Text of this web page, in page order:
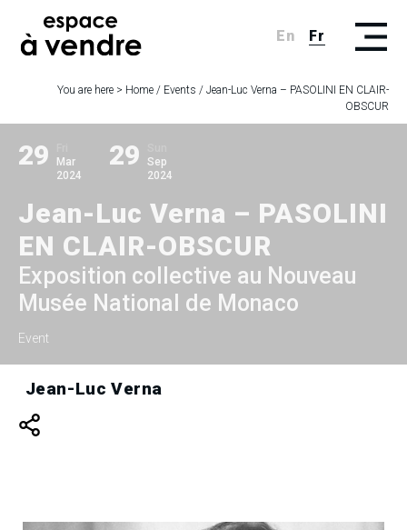
En Fr
You are here > Home / Events / Jean-Luc Verna – PASOLINI EN CLAIR-
OBSCUR
29
Mar
2024
29
Sep
2024
Jean-Luc Verna – PASOLINI
EN CLAIR-OBSCUR
Exposition collective au Nouveau
Musée National de Monaco
Event
Jean-Luc Verna